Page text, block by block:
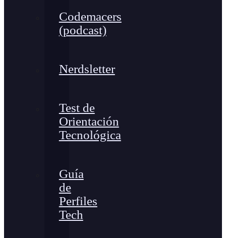
Codemacers
(podcast)
Nerdsletter
Test de
Orientación
Tecnológica
Guía
de
Perfiles
Tech